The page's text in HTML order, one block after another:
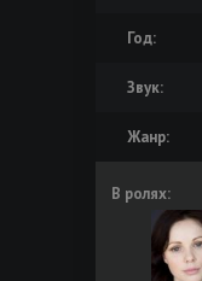
Год:
Звук:
Жанр:
В ролях: